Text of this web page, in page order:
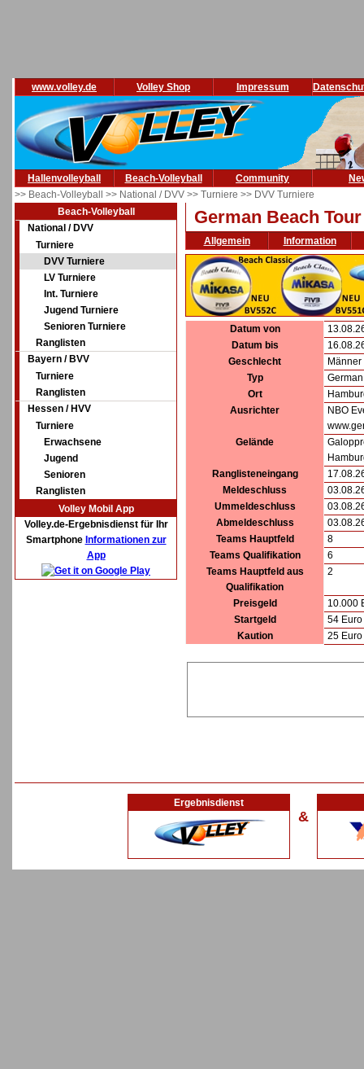
www.volley.de Volley Shop Impressum
Hallenvolleyball Beach-Volleyball Community
>> Beach-Volleyball >> National / DVV >> Turniere >> DVV Turniere
Beach-Volleyball
National / DVV
Turniere
DVV Turniere
LV Turniere
Int. Turniere
Jugend Turniere
Senioren Turniere
Ranglisten
Bayern / BVV
Turniere
Ranglisten
Hessen / HVV
Turniere
Erwachsene
Jugend
Senioren
Ranglisten
Volley Mobil App
Volley.de-Ergebnisdienst für Ihr
Smartphone Informationen zur
App
German Beach
Allgemein Information
Datum von
Datum bis
Geschlecht
Männer
Typ
Ort
Ausrichter
NBO
Gelände
Ranglisteneingang
Meldeschluss
Ummeldeschluss
Abmeldeschluss
Teams Hauptfeld
8
Teams Qualifikation
6
Teams Hauptfeld aus
Qualifikation
2
Preisgeld
10.000
Startgeld
54
Kaution
25
Ergebnisdienst
&